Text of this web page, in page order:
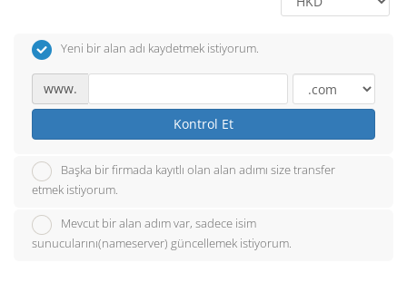
Yeni bir alan adı kaydetmek istiyorum.
www.
Kontrol Et
Başka bir firmada kayıtlı olan alan adımı size transfer
etmek istiyorum.
Mevcut bir alan adım var, sadece isim
sunucularını(nameserver) güncellemek istiyorum.